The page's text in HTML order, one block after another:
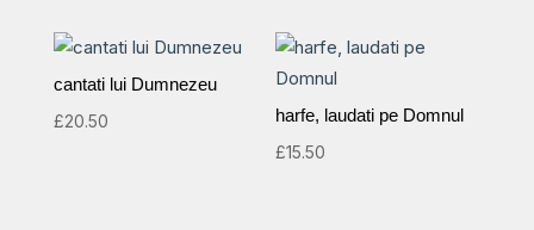
cantati lui Dumnezeu
£20.50
harfe, laudati pe Domnul
£15.50